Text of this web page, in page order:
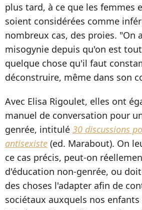
plus tard, à ce que les femmes
soient considérées comme
nombreux cas, des proies. "On
misogynie depuis qu'on est
quelque chose qu'il faut
déconstruire, même dans son
Avec Elisa Rigoulet, elles ont
manuel de conversation pour
genrée, intitulé 30 discussions
antisexiste (ed. Marabout). On
ce cas précis, peut-on
d'éducation non-genrée, ou
des choses l'adapter afin de
sociétaux auxquels nos